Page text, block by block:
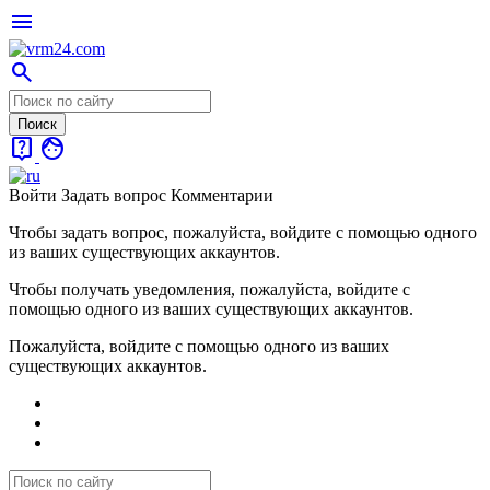
menu
search
live_help face
Войти Задать вопрос Комментарии
Чтобы задать вопрос, пожалуйста, войдите с помощью одного
из ваших существующих аккаунтов.
Чтобы получать уведомления, пожалуйста, войдите с
помощью одного из ваших существующих аккаунтов.
Пожалуйста, войдите с помощью одного из ваших
существующих аккаунтов.